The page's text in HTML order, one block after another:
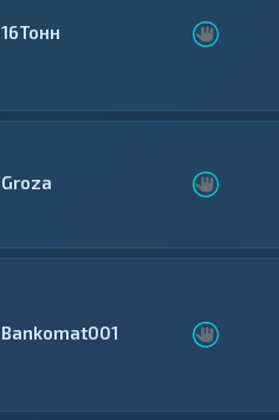
16Тонн
Groza
Bankomat001